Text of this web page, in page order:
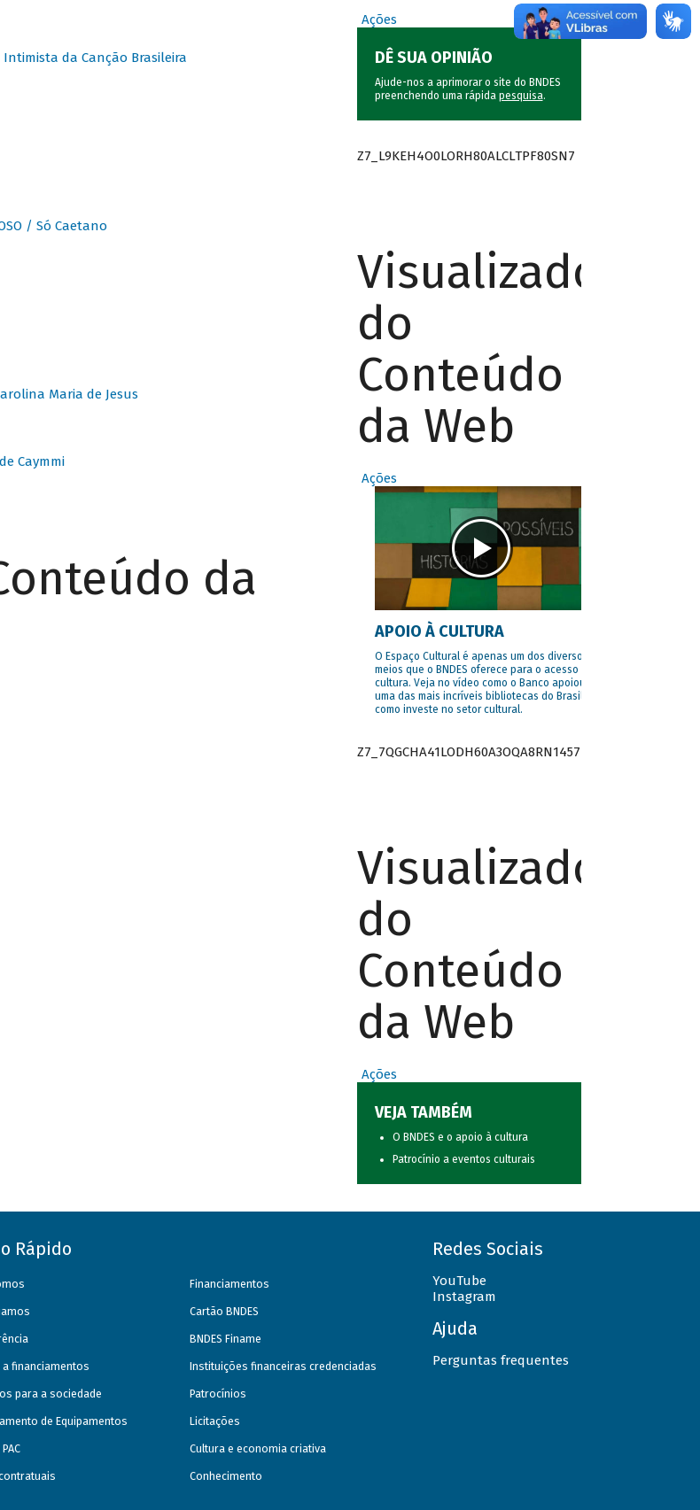
Intimista da Canção Brasileira
/ Só Caetano
Maria de Jesus
Caymmi
da
Ações
DÊ SUA OPINIÃO
Ajude-nos a aprimorar o site do BNDES
preenchendo uma rápida pesquisa.
Z7_L9KEH4O0LORH80ALCLTPF80SN7
Visualizador
do
Conteúdo
da Web
Ações
APOIO À CULTURA
O Espaço Cultural é apenas um dos diversos
meios que o BNDES oferece para o acesso à
cultura. Veja no vídeo como o Banco apoiou
uma das mais incríveis bibliotecas do Brasil e
como investe no setor cultural.
Z7_7QGCHA41LODH60A3OQA8RN1457
Visualizador
do
Conteúdo
da Web
Ações
VEJA TAMBÉM
O BNDES e o apoio à cultura
Patrocínio a eventos culturais
Rápido
a financiamentos
para a sociedade
de Equipamentos
Financiamentos
Cartão BNDES
BNDES Finame
Instituições financeiras credenciadas
Patrocínios
Licitações
Cultura e economia criativa
Conhecimento
Redes Sociais
YouTube
Instagram
Ajuda
Perguntas frequentes